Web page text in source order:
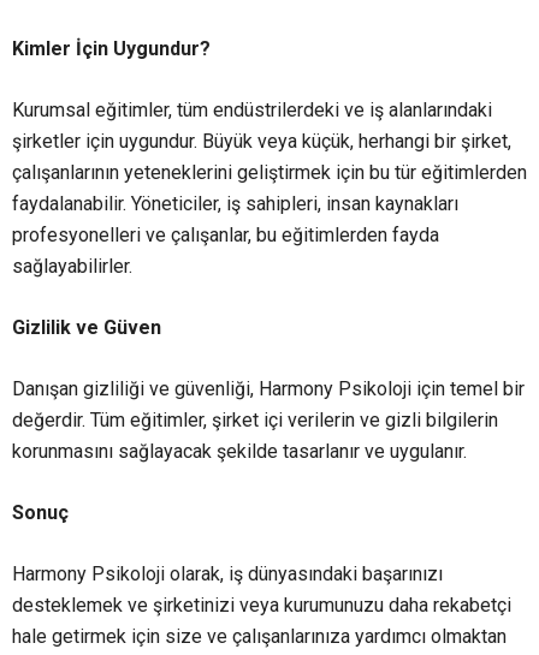
Kimler İçin Uygundur?
Kurumsal eğitimler, tüm endüstrilerdeki ve iş alanlarındaki
şirketler için uygundur. Büyük veya küçük, herhangi bir şirket,
çalışanlarının yeteneklerini geliştirmek için bu tür eğitimlerden
faydalanabilir. Yöneticiler, iş sahipleri, insan kaynakları
profesyonelleri ve çalışanlar, bu eğitimlerden fayda
sağlayabilirler.
Gizlilik ve Güven
Danışan gizliliği ve güvenliği, Harmony Psikoloji için temel bir
değerdir. Tüm eğitimler, şirket içi verilerin ve gizli bilgilerin
korunmasını sağlayacak şekilde tasarlanır ve uygulanır.
Sonuç
Harmony Psikoloji olarak, iş dünyasındaki başarınızı
desteklemek ve şirketinizi veya kurumunuzu daha rekabetçi
hale getirmek için size ve çalışanlarınıza yardımcı olmaktan